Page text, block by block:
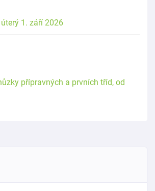
1. září 2026
přípravných a prvních tříd, od